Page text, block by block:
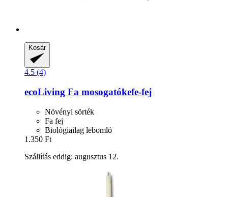
Kosár
4.5 (4)
ecoLiving Fa mosogatókefe-​fej
Növényi sörték
Fa fej
Biológiailag lebomló
1.350 Ft
Szállítás eddig: augusztus 12.